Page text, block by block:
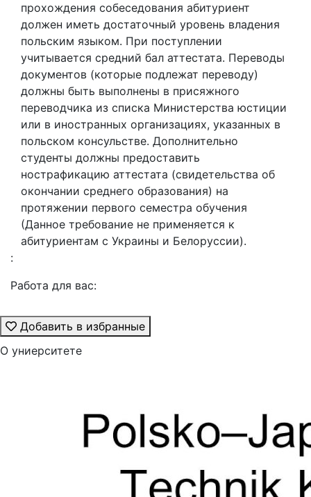
прохождения собеседования абитуриент
должен иметь достаточный уровень владения
польским языком. При поступлении
учитывается средний бал аттестата. Переводы
документов (которые подлежат переводу)
должны быть выполнены в присяжного
переводчика из списка Министерства юстиции
или в иностранных организациях, указанных в
польском консульстве. Дополнительно
студенты должны предоставить
нострафикацию аттестата (свидетельства об
окончании среднего образования) на
протяжении первого семестра обучения
(Данное требование не применяется к
абитуриентам с Украины и Белоруссии).
:
Работа для вас:
Добавить в избранные
О униерситете